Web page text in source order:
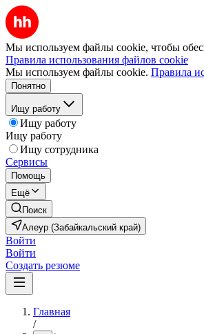
Мы используем файлы cookie, чтобы
Правила использования файлов cookie
Мы используем файлы cookie. Правила
Понятно
Ищу работу
Ищу работу
Ищу работу
Ищу сотрудника
Сервисы
Помощь
Ещё
Поиск
Алеур (Забайкальский край)
Войти
Войти
Создать резюме
Главная
/